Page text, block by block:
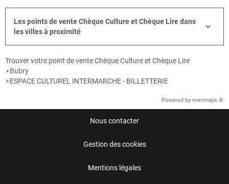
Les points de vente Chèque Culture et Chèque Lire dans
les villes à proximité
Trouver votre point de vente Chèque Culture et Chèque Lire
> Bubry
> ESPACE CULTUREL INTERMARCHE - BILLETTERIE
Powered by evermaps ©
Nous contacter
Gestion des cookies
Mentions légales